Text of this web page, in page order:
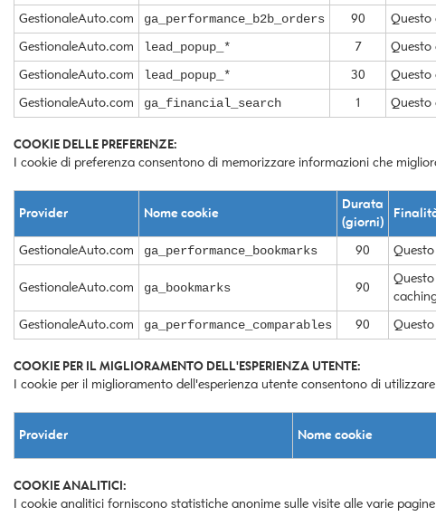
GestionaleAuto.com
ga_performance_b2b_orders 90
Questo
GestionaleAuto.com
lead_popup_* 7
Questo
GestionaleAuto.com
lead_popup_* 30
Questo
GestionaleAuto.com
ga_financial_search 1 Questo
COOKIE DELLE PREFERENZE:
I cookie di preferenza consentono di memorizzare informazioni che
Provider Nome cookie
Durata
(giorni)
GestionaleAuto.com ga_performance_bookmarks 90
GestionaleAuto.com ga_bookmarks 90
GestionaleAuto.com
ga_performance_comparables 90
COOKIE PER IL MIGLIORAMENTO DELL'ESPERIENZA UTENTE:
I cookie per il miglioramento dell'esperienza utente consentono di
Provider Nome cookie
COOKIE ANALITICI:
I cookie analitici forniscono statistiche anonime sulle visite alle varie
policy.
Puoi
rivedere
e
modificare
le
tue
scelte
momento.
Cookie analitici